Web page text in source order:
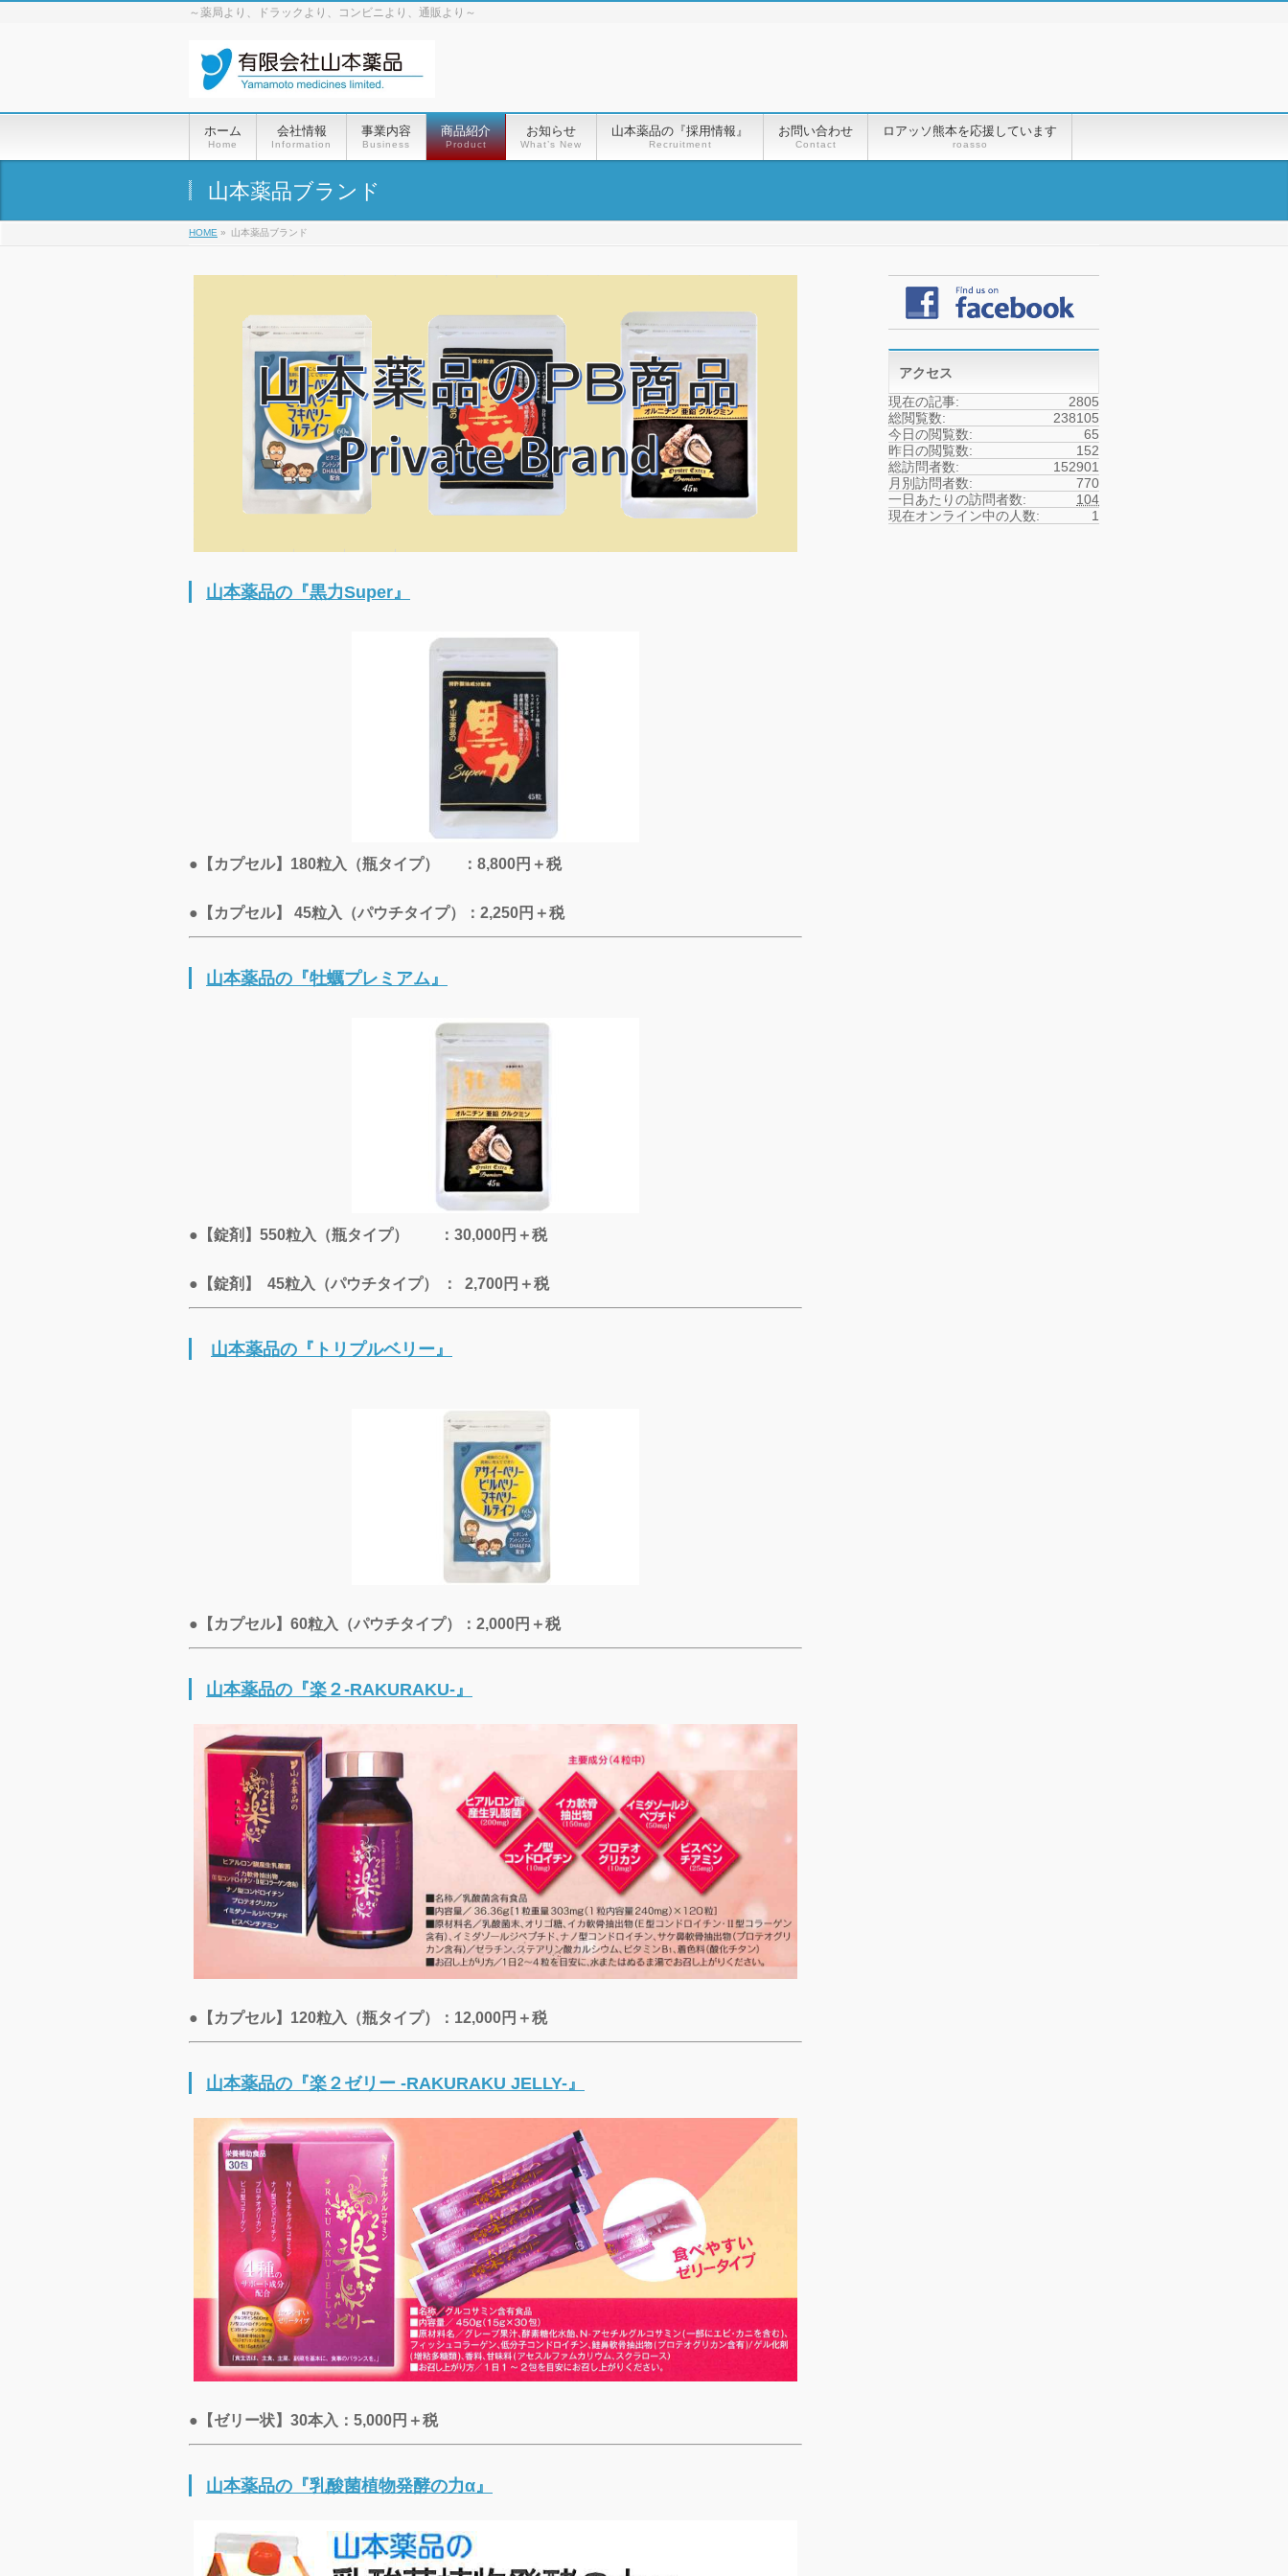
～薬局より、ドラックより、コンビニより、通販より～
ホーム
Home
会社情報
Information
事業内容
Business
商品紹介
Product
お知らせ
What’s New
山本薬品の『採用情報』
Recruitment
お問い合わせ
Contact
ロアッソ熊本を応援しています
roasso
山本薬品ブランド
HOME » 山本薬品ブランド
山本薬品の『黒力Super』
●【カプセル】180粒入（瓶タイプ） ：8,800円＋税
●【カプセル】 45粒入（パウチタイプ）：2,250円＋税
山本薬品の『牡蠣プレミアム』
●【錠剤】550粒入（瓶タイプ） ：30,000円＋税
●【錠剤】 45粒入（パウチタイプ） ： 2,700円＋税
山本薬品の『トリプルベリー』
●【カプセル】60粒入（パウチタイプ）：2,000円＋税
山本薬品の『楽２-RAKURAKU-』
●【カプセル】120粒入（瓶タイプ）：12,000円＋税
山本薬品の『楽２ゼリー -RAKURAKU JELLY-』
●【ゼリー状】30本入：5,000円＋税
山本薬品の『乳酸菌植物発酵の力α』
アクセス
2805
現在の記事:
238105
総閲覧数:
65
今日の閲覧数:
152
昨日の閲覧数:
152901
総訪問者数:
770
月別訪問者数:
104
一日あたりの訪問者数:
1
現在オンライン中の人数: